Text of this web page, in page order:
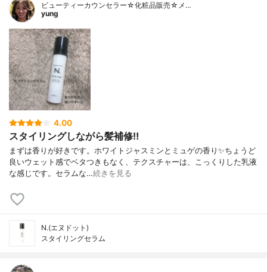
ビューティーカウンセラー☆化粧品販売☆メ…
yung
4.00
スタイリングしながら髪補修‼︎
まずは香りが好きです。 ホワイトジャスミンとミュゲの香り✨ ちょうど
良いウェット感で ベタつきもなく、テクスチャーは、こっくりした乳液
な感じです。 セラムな…続きを見る
N.(エヌドット)
スタイリングセラム